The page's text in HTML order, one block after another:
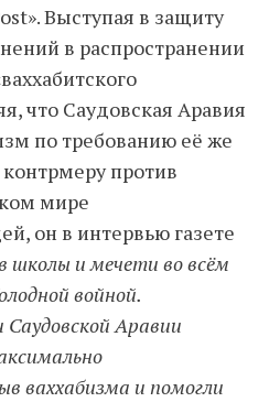
Выступая в защиту
в распространении
что Саудовская Аравия
по требованию её же
против
мире
он в интервью газете
школы и мечети во всём
войной.
Аравии
ваххабизма и помогли